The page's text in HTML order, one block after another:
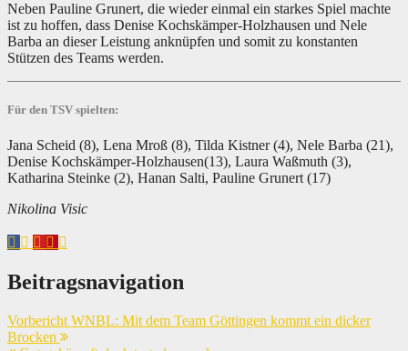
Neben Pauline Grunert, die wieder einmal ein starkes Spiel machte
ist zu hoffen, dass Denise Kochskämper-Holzhausen und Nele
Barba an dieser Leistung anknüpfen und somit zu konstanten
Stützen des Teams werden.
Für den TSV spielten:
Jana Scheid (8), Lena Mroß (8), Tilda Kistner (4), Nele Barba (21),
Denise Kochskämper-Holzhausen(13), Laura Waßmuth (3),
Katharina Steinke (2), Hanan Salti, Pauline Grunert (17)
Nikolina Visic
Beitragsnavigation
Vorbericht WNBL: Mit dem Team Göttingen kommt ein dicker
Brocken